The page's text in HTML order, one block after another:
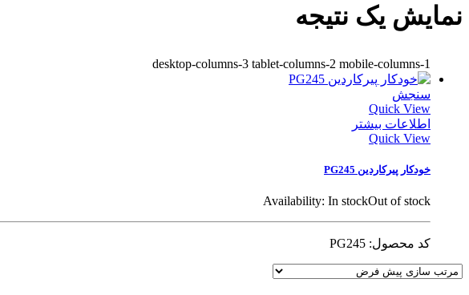
نمایش یک نتیجه
desktop-columns-3 tablet-columns-2 mobile-columns-1
سنجش
Quick View
اطلاعات بیشتر
Quick View
خودکار پیرکاردین PG245
Availability: In stockOut of stock
کد محصول: PG245